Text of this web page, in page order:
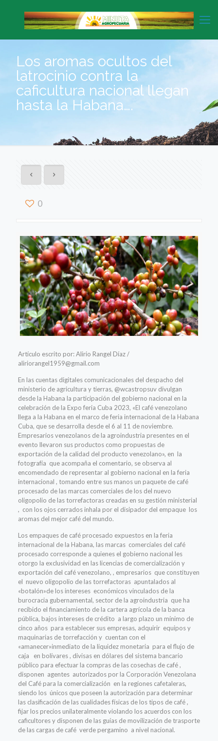
Los aromas ocultos del
latrocinio contra la
caficultura nacional llegan
hasta la Habana….
0
Artículo escrito por: Alirio Rangel Díaz /
aliriorangel1959@gmail.com
En las cuentas digitales comunicacionales del despacho del
ministerio de agricultura y tierras, @wcastropsuv divulgan
desde la Habana la participación del gobierno nacional en la
celebración de la Expo feria Cuba 2023, «El café venezolano
llega a la Habana en el marco de feria internacional de la Habana
Cuba, que se desarrolla desde el 6 al 11 de noviembre.
Empresarios venezolanos de la agroindustria presentes en el
evento llevaron sus productos como propuestas de
exportación de la calidad del producto venezolano», en la
fotografía que acompaña el comentario, se observa al
encomendado de representar al gobierno nacional en la feria
internacional , tomando entre sus manos un paquete de café
procesado de las marcas comerciales de los del nuevo
oligopolio de las torrefactoras creadas en su gestión ministerial
, con los ojos cerrados inhala por el disipador del empaque los
aromas del mejor café del mundo.
Los empaques de café procesado expuestos en la feria
internacional de la Habana, las marcas comerciales del café
procesado corresponde a quienes el gobierno nacional les
otorgo la exclusividad en las licencias de comercialización y
exportación del café venezolano, , empresarios que constituyen
el nuevo oligopolio de las torrefactoras apuntalados al
«botalón»de los intereses económicos vinculados de la
burocracia gubernamental, sector de la agroindustria que ha
recibido el financiamiento de la cartera agrícola de la banca
pública, bajos intereses de crédito a largo plazo un mínimo de
cinco años para establecer sus empresas, adquirir equipos y
maquinarias de torrefacción y cuentan con el
«amanecer»inmediato de la liquidez monetaria para el flujo de
caja en bolívares , divisas en dólares del sistema bancario
público para efectuar la compras de las cosechas de café ,
disponen agentes autorizados por la Corporación Venezolana
del Café para la comercialización en la regiones cafetaleras,
siendo los únicos que poseen la autorización para determinar
las clasificación de las cualidades físicas de los tipos de café ,
fijar los precios unilateralmente violando los acuerdos con los
caficultores y disponen de las guías de movilización de trasporte
de las cargas de café verde pergamino a nivel nacional.